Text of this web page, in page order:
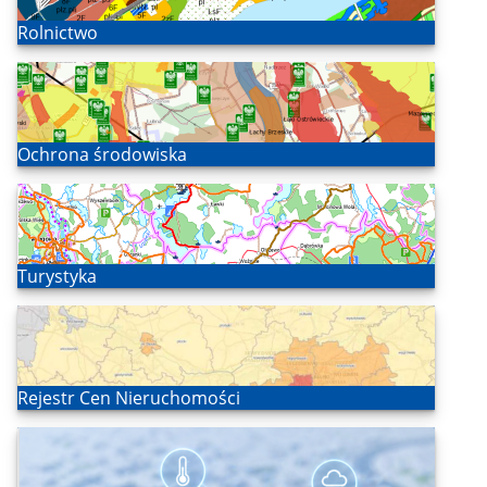
Otwórz
Rolnictwo
Otwórz
Ochrona środowiska
Otwórz
Turystyka
Otwórz
Rejestr Cen Nieruchomości